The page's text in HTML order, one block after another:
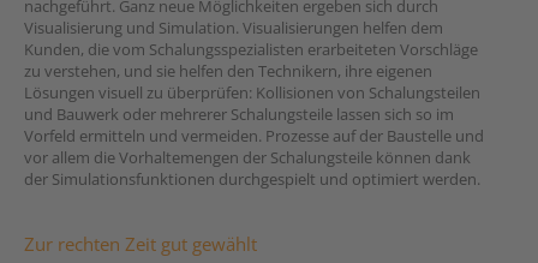
nachgeführt. Ganz neue Möglichkeiten ergeben sich durch
Visualisierung und Simulation. Visualisierungen helfen dem
Kunden, die vom Schalungsspezialisten erarbeiteten Vorschläge
zu verstehen, und sie helfen den Technikern, ihre eigenen
Lösungen visuell zu überprüfen: Kollisionen von Schalungsteilen
und Bauwerk oder mehrerer Schalungsteile lassen sich so im
Vorfeld ermitteln und vermeiden. Prozesse auf der Baustelle und
vor allem die Vorhaltemengen der Schalungsteile können dank
der Simulationsfunktionen durchgespielt und optimiert werden.
Zur rechten Zeit gut gewählt